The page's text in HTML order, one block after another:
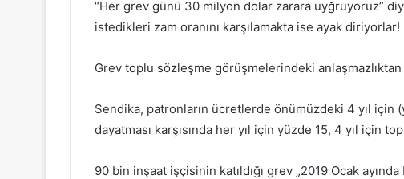
“Her grev günü 30 milyon dolar zarara uyğruyoruz”
istedikleri zam oranını karşılamakta ise ayak diriyorlar!
Grev toplu sözleşme görüşmelerindeki anlaşmazlıktan
Sendika, patronların ücretlerde önümüzdeki 4 yıl için
dayatması karşısında her yıl için yüzde 15, 4 yıl için
90 bin inşaat işçisinin katıldığı grev „2019 Ocak